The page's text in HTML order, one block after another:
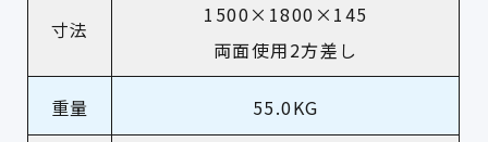
寸法
1500×1800×145
両面使用2方差し
重量 55.0KG